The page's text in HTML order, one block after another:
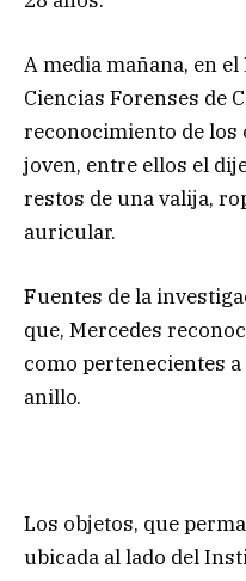
A media mañana, en
Ciencias Forenses de
reconocimiento de los
joven, entre ellos el
restos de una valija,
auricular.
Fuentes de la
que, Mercedes
como pertenecientes
anillo.
Los objetos, que
ubicada al lado del